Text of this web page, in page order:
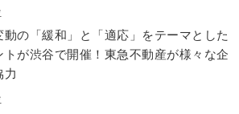
動の「緩和」と「適応」をテーマとした
トが渋谷で開催！東急不動産が様々な企
力